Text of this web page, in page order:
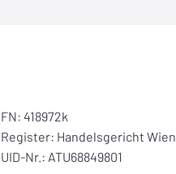
FN: 418972k
Register: Handelsgericht Wien
UID-Nr.: ATU68849801